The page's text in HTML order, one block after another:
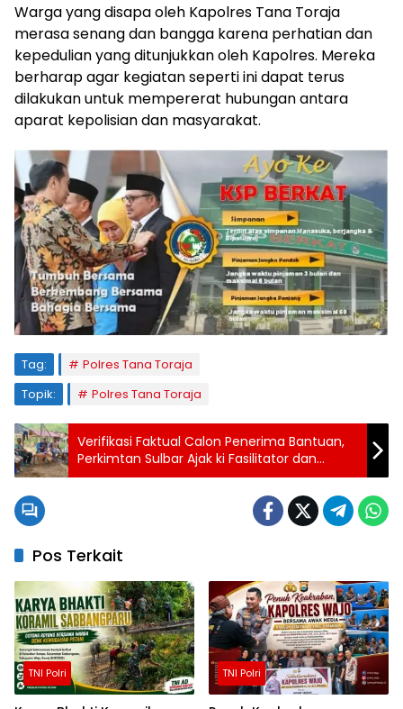
Warga yang disapa oleh Kapolres Tana Toraja
merasa senang dan bangga karena perhatian dan
kepedulian yang ditunjukkan oleh Kapolres. Mereka
berharap agar kegiatan seperti ini dapat terus
dilakukan untuk mempererat hubungan antara
aparat kepolisian dan masyarakat.
Tag:
Polres Tana Toraja
Topik:
Polres Tana Toraja
Verifikasi Faktual Calon Penerima Bantuan,
Perkimtan Sulbar Ajak ki Fasilitator dan
Pokmas Susun Anggaran Biaya Rehab
Pos Terkait
TNI Polri TNI Polri